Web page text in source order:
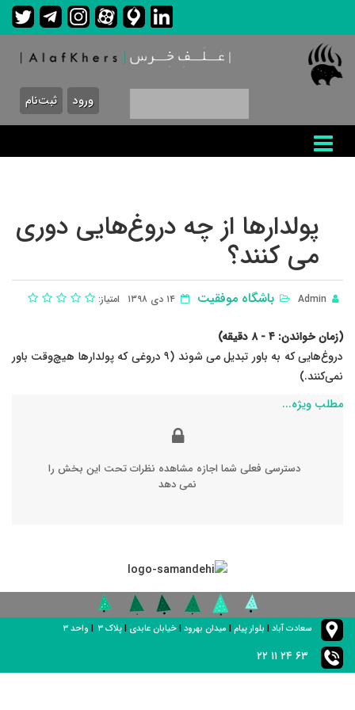
ورود ثبت‌نام
پولدارها از چه دروغ‌هایی دوری
می کنند؟
Admin باشگاه موفقیت ١۴ دی ١٣٩٨ امتیاز:
(زمان خواندن: ۴ - ٨ دقیقه)
دروغ‌هایی که به باور تبدیل می شوند (۹ دروغی که پولدارها هیچ‌وقت باور
نمی‌کنند.)
مطلب ویژه...
دسترسی فعلی شما اجازه مشاهده نظرات تحت این بخش را
نمی دهد
سعادت آباد | بلوار پیام | میدان بهرود |خیابان عابدی |پلاک ۳ | واحد ۳